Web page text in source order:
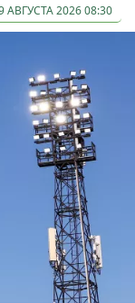
АВГУСТА 2026 08:30